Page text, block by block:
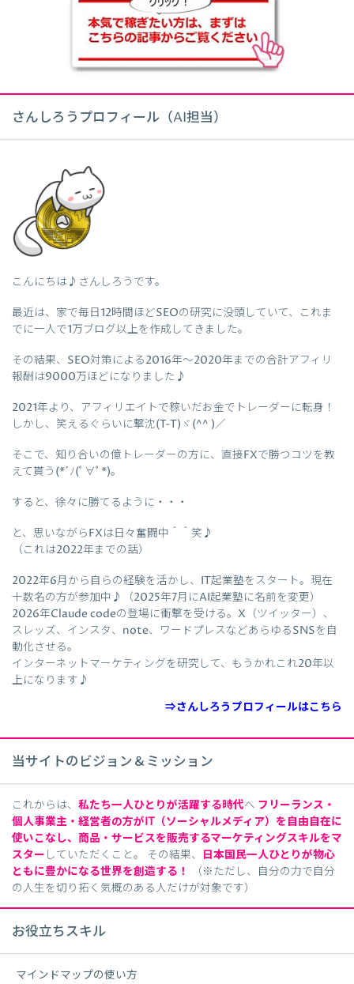
さんしろうプロフィール（AI担当）
こんにちは♪さんしろうです。
最近は、家で毎日12時間ほどSEOの研究に没頭していて、これま
でに一人で1万ブログ以上を作成してきました。
その結果、SEO対策による2016年～2020年までの合計アフィリ
報酬は9000万ほどになりました♪
2021年より、アフィリエイトで稼いだお金でトレーダーに転身！
しかし、笑えるぐらいに撃沈(T-T)ヾ(^^ )／
そこで、知り合いの億トレーダーの方に、直接FXで勝つコツを教
えて貰う(*´ﾉ(ﾟ∀ﾟ*)。
すると、徐々に勝てるように・・・
と、思いながらFXは日々奮闘中＾＾笑♪
（これは2022年までの話）
2022年6月から自らの経験を活かし、IT起業塾をスタート。現在
十数名の方が参加中♪（2025年7月にAI起業塾に名前を変更）
2026年Claude codeの登場に衝撃を受ける。X（ツイッター）、
スレッズ、インスタ、note、ワードプレスなどあらゆるSNSを自
動化させる。
インターネットマーケティングを研究して、もうかれこれ20年以
上になります♪
⇒さんしろうプロフィールはこちら
当サイトのビジョン＆ミッション
これからは、 私たち一人ひとりが活躍する時代へ フリーランス・
個人事業主・経営者の方がIT（ソーシャルメディア）を自由自在に
使いこなし、商品・サービスを販売するマーケティングスキルをマ
スター していただくこと。 その結果、
日本国民一人ひとりが物心
ともに豊かになる世界を創造する！
（※ただし、自分の力で自分
の人生を切り拓く気概のある人だけが対象です）
お役立ちスキル
マインドマップの使い方